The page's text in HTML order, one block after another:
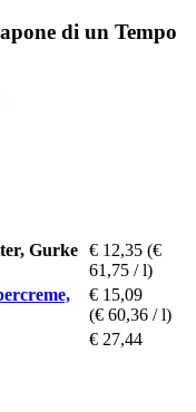
di un Tempo
Gurke € 12,35 (€
61,75 / l)
€ 15,09
(€ 60,36 / l)
€ 27,44